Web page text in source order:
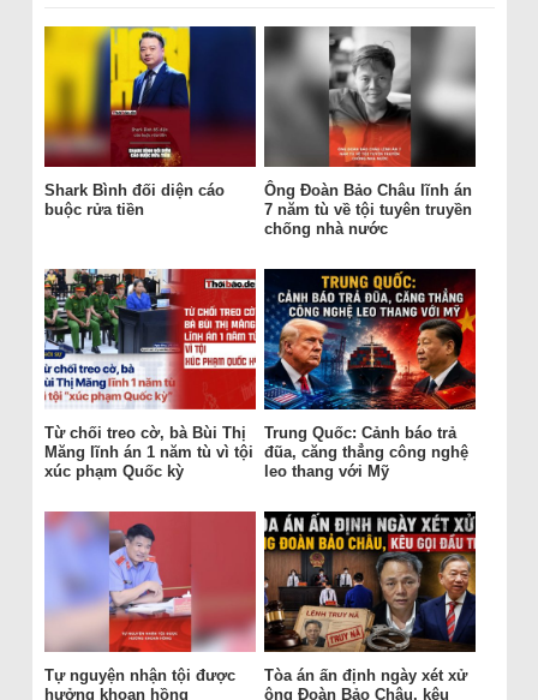
Shark Bình đối diện cáo
buộc rửa tiền
Ông Đoàn Bảo Châu lĩnh án
7 năm tù về tội tuyên truyền
chống nhà nước
Từ chối treo cờ, bà Bùi Thị
Măng lĩnh án 1 năm tù vì tội
xúc phạm Quốc kỳ
Trung Quốc: Cảnh báo trả
đũa, căng thẳng công nghệ
leo thang với Mỹ
Tự nguyện nhận tội được
hưởng khoan hồng
Tòa án ấn định ngày xét xử
ông Đoàn Bảo Châu, kêu